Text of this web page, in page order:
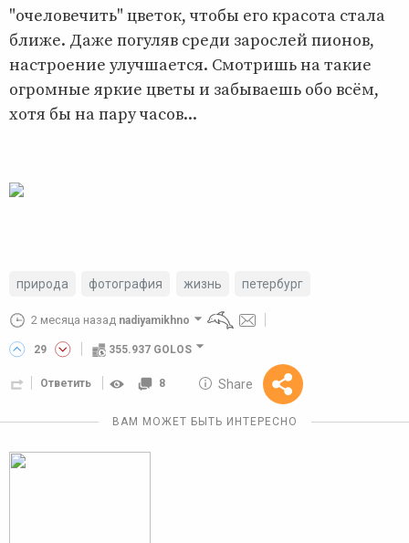
"очеловечить" цветок, чтобы его красота стала
ближе. Даже погуляв среди зарослей пионов,
настроение улучшается. Смотришь на такие
огромные яркие цветы и забываешь обо всём,
хотя бы на пару часов...
природа фотография жизнь петербург
2 месяца назад nadiyamikhno
29 355.937 GOLOS
Ответить 8 Share
Reward
10 GOLOS
ВАМ МОЖЕТ БЫТЬ ИНТЕРЕСНО